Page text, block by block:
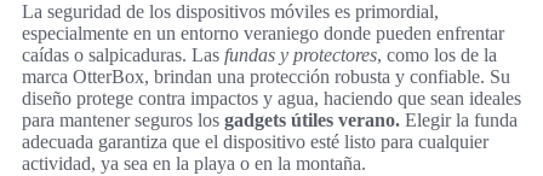
La seguridad de los dispositivos móviles es primordial,
especialmente en un entorno veraniego donde pueden enfrentar
caídas o salpicaduras. Las fundas y protectores, como los de la
marca OtterBox, brindan una protección robusta y confiable. Su
diseño protege contra impactos y agua, haciendo que sean ideales
para mantener seguros los gadgets útiles verano. Elegir la funda
adecuada garantiza que el dispositivo esté listo para cualquier
actividad, ya sea en la playa o en la montaña.